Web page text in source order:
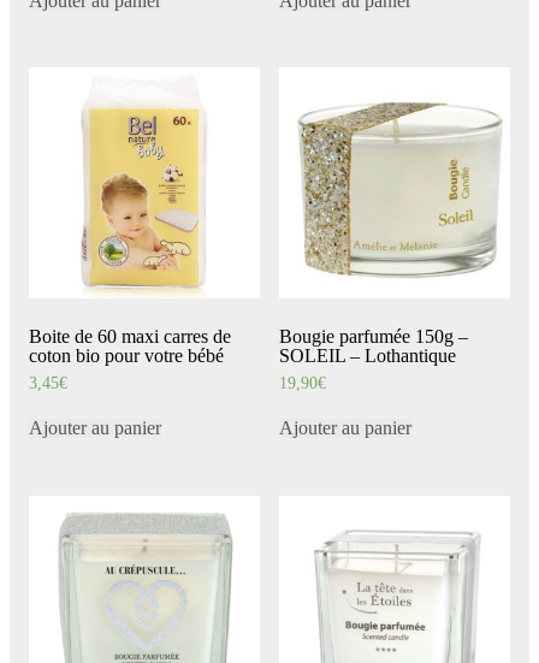
Boite de 60 maxi carres de
coton bio pour votre bébé
3,45€
Ajouter au panier
Bougie parfumée 150g –
SOLEIL – Lothantique
19,90€
Ajouter au panier